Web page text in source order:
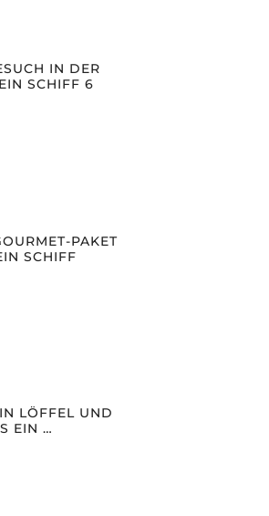
IN DER
SCHIFF 6
PAKET
SCHIFF
LÖFFEL UND
EIN …